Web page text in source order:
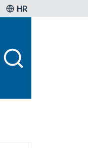
HR